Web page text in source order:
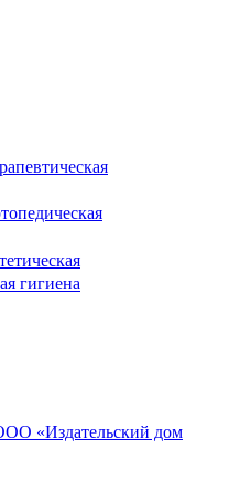
гигиена
«Издательский дом